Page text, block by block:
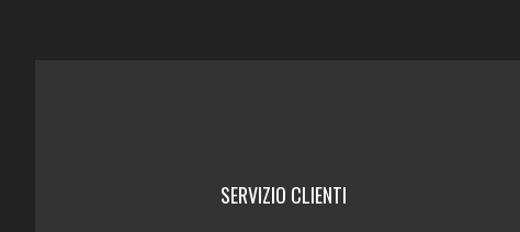
SERVIZIO CLIENTI